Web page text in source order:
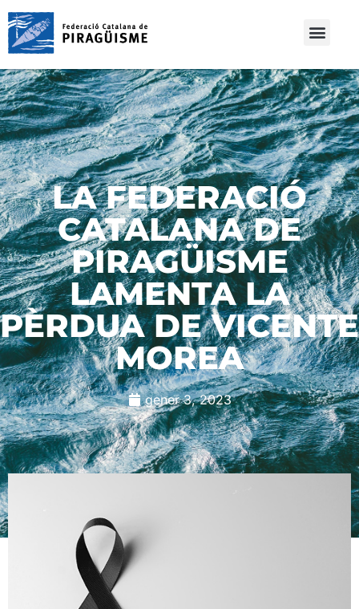
LA FEDERACIÓ
CATALANA DE
PIRAGÜISME
LAMENTA LA
PÈRDUA DE VICENTE
MOREA
gener 3, 2023